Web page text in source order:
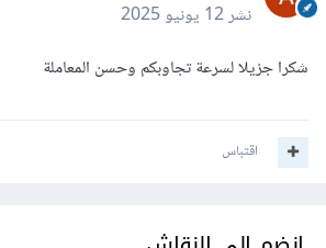
نشر12 يونيو 2025
شكرا جزيلا لسرعة تجاوبكم وحسن المعاملة
اقتباس